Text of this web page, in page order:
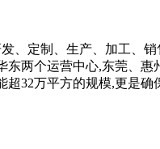
、定制、生产、加工、销
东两个运营中心,东莞、惠
超32万平方的规模,更是确